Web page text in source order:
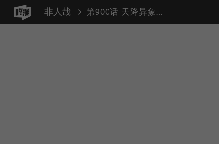
非人哉 第900话 天降异象真的预示着有大事发生吗？